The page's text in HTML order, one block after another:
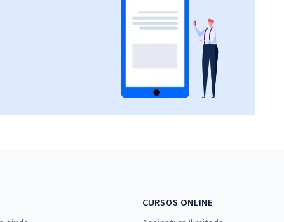
CURSOS ONLINE